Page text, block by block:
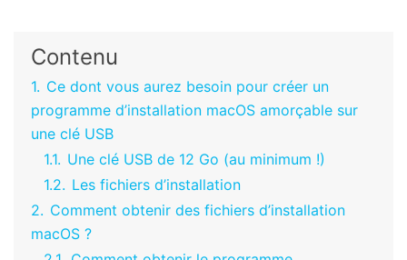
Contenu
1. Ce dont vous aurez besoin pour créer un
programme d’installation macOS amorçable sur
une clé USB
1.1. Une clé USB de 12 Go (au minimum !)
1.2. Les fichiers d’installation
2. Comment obtenir des fichiers d’installation
macOS ?